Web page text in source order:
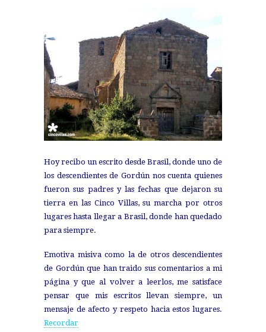
Hoy recibo un escrito desde Brasil, donde uno de
los descendientes de Gordún nos cuenta quienes
fueron sus padres y las fechas que dejaron su
tierra en las Cinco Villas, su marcha por otros
lugares hasta llegar a Brasil, donde han quedado
para siempre.
Emotiva misiva como la de otros descendientes
de Gordún que han traido sus comentarios a mi
página y que al volver a leerlos, me satisface
pensar que mis escritos llevan siempre, un
mensaje de afecto y respeto hacia estos lugares.
Recordar